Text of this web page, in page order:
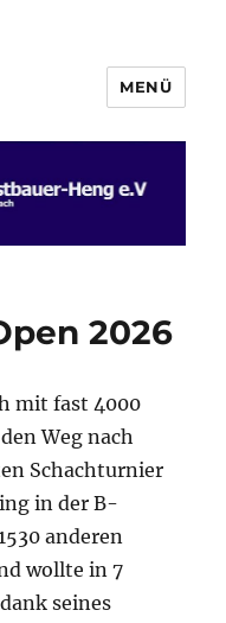
Heng e.V.
MENÜ
2026
mit fast 4000
Weg nach
Schachturnier
in der B-
anderen
wollte in 7
seines